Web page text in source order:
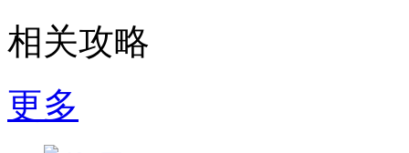
相关攻略
更多